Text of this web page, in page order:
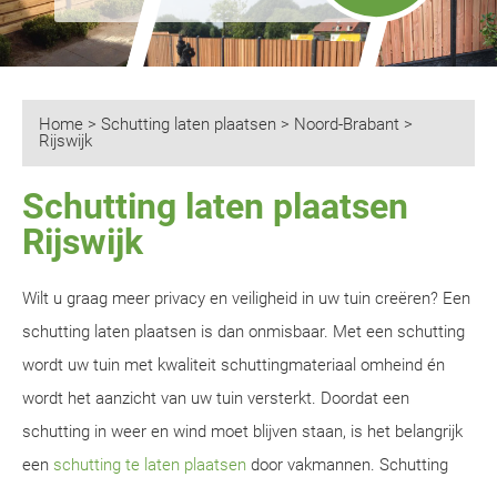
Home > Schutting laten plaatsen > Noord-Brabant >
Rijswijk
Schutting laten plaatsen
Rijswijk
Wilt u graag meer privacy en veiligheid in uw tuin creëren? Een
schutting laten plaatsen is dan onmisbaar. Met een schutting
wordt uw tuin met kwaliteit schuttingmateriaal omheind én
wordt het aanzicht van uw tuin versterkt. Doordat een
schutting in weer en wind moet blijven staan, is het belangrijk
een schutting te laten plaatsen door vakmannen. Schutting